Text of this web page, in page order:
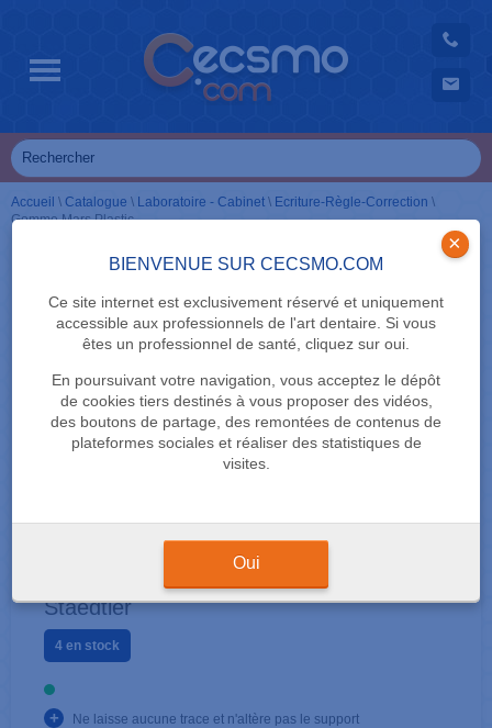
BIENVENUE SUR CECSMO.COM
Ce site internet est exclusivement réservé et uniquement
accessible aux professionnels de l'art dentaire. Si vous
êtes un professionnel de santé, cliquez sur oui.
En poursuivant votre navigation, vous acceptez le dépôt
de cookies tiers destinés à vous proposer des vidéos,
des boutons de partage, des remontées de contenus de
plateformes sociales et réaliser des statistiques de
visites.
×
Oui
Accueil \ Catalogue \ Laboratoire - Cabinet \ Ecriture-Règle-Correction \
Gomme Mars Plastic
Gomme Mars Plastic
Staedtler
4 en stock
+
Ne laisse aucune trace et n'altère pas le support